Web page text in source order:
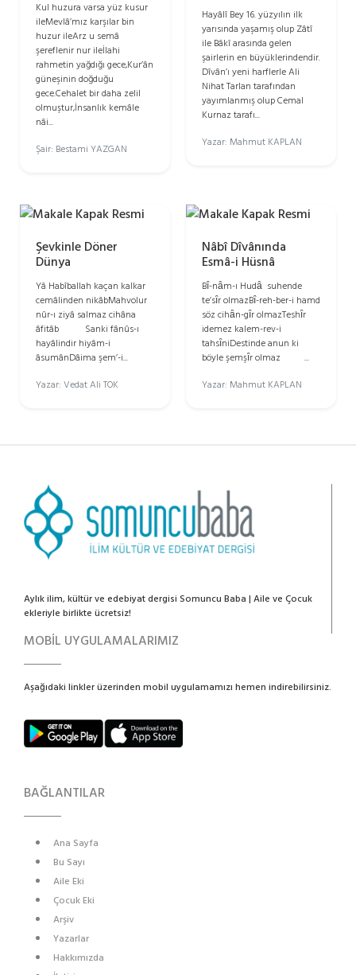
Kul huzura varsa yüz kusur
ileMevlâ’mız karşılar bin
huzur ileArz u semâ
şereflenir nur ileİlahi
rahmetin yağdığı gece,Kur’ân
güneşinin doğduğu
gece.Cehalet bir daha zelil
olmuştur,İnsanlık kemâle
nâi...
Şair: Bestami YAZGAN
‎Hayâlî Bey 16. yüzyılın ilk
yarısında yaşamış olup Zâtî
ile Bâkî arasında gelen
şairlerin en ‎büyüklerindendir.
Dîvân’ı yeni harflerle Ali
Nihat Tarlan tarafından
yayımlanmış olup Cemal
Kurnaz tarafı...
Yazar: Mahmut KAPLAN
Şevkinle Döner
Dünya
Yâ Habîballah kaçan kalkar
cemâlinden nikâbMahvolur
nûr-ı ziyâ salmaz cihâna
âfitâb Sanki fânûs-ı
hayâlindir hiyâm-i
âsumânDâima şem’-i...
Yazar: Vedat Ali TOK
Nâbî Dîvânında
Esmâ-i Hüsnâ
Bȋ-nȃm-ı Hudȃ suhende
te’sȋr olmazBȋ-reh-ber-i hamd
söz cihȃn-gȋr olmazTeshȋr
idemez kalem-rev-i
tahsȋniDestinde anun ki
böyle şemşȋr olmaz ...
Yazar: Mahmut KAPLAN
Aylık ilim, kültür ve edebiyat dergisi Somuncu Baba | Aile ve Çocuk
ekleriyle birlikte ücretsiz!
MOBİL UYGULAMALARIMIZ
Aşağıdaki linkler üzerinden mobil uygulamamızı hemen indirebilirsiniz.
BAĞLANTILAR
Ana Sayfa
Bu Sayı
Aile Eki
Çocuk Eki
Arşiv
Yazarlar
Hakkımızda